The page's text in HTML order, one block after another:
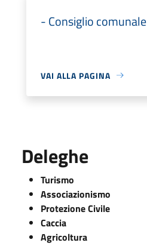
- Consiglio comunale
VAI ALLA PAGINA
Deleghe
Turismo
Associazionismo
Protezione Civile
Caccia
Agricoltura